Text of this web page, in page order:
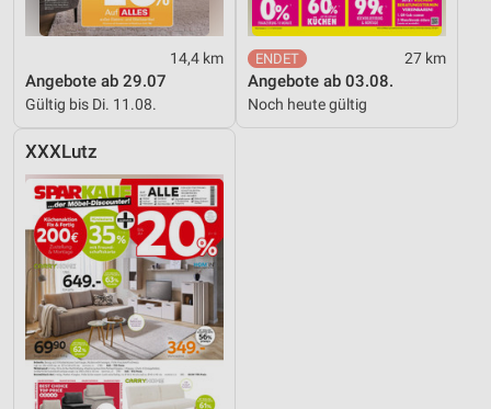
14,4 km
Angebote ab 29.07
Gültig bis Di. 11.08.
27 km
Angebote ab 03.08.
Noch heute gültig
XXXLutz